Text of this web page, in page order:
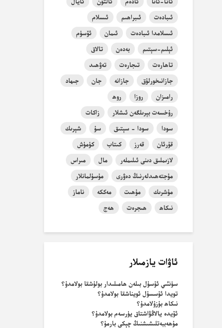
ئىبادەت
ئىبراھىم
ئىسلام
ئىسلامدا ئىبادەت
ئىمان
ئۆسۈم
ئېلىم-سېتىم
بەدەن
تالاق
تاھارەت
تىجارەت
تەۋھىد
جازانىخورلۇق
جازانە جان
جىھاد
رامىزان
روزا
روھ
رۇخسەت بېرىلگەن ئىشلار
زاكات
سودا
سودا - سېتىق سۇ
شېرىك
قۇرئان
قەرز كىتاب
كۈمۈش
لازىملىق دىنى ئىلىملەر
مال
مىراس
مۇجتەھىدلەرنىڭ دەۋرى
مۇسۇلمانلار
مۇشرىك
مۇھىت مەككە
ناماز
نىكاھ
ھىجرەت ھەج
ئاۋات يازمىلار
سۈنئىي ئۇسۇل بىلەن ھامىلىدار بولۇشقا بولامدۇ؟
تويدا ئۇسسۇل ئويناشقا بولامدۇ؟
نىكاھ بۇزۇلامدۇ؟
ئۆيدە يالاڭۋاشتاق يۈرسەم بولامدۇ؟
مۇھەببەتلىشىشنىڭ چېكى بارمۇ؟